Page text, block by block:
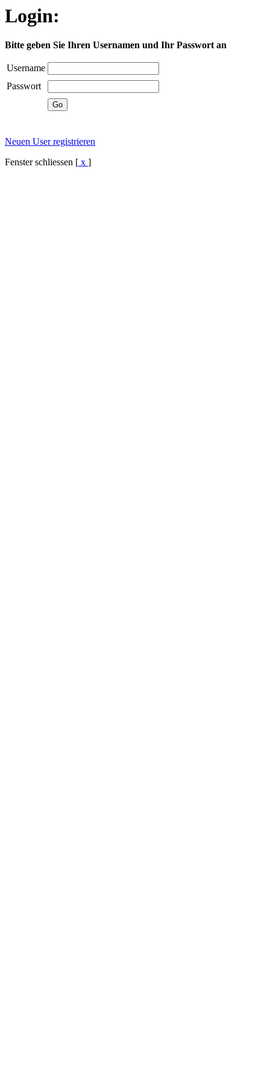
Login:
Bitte geben Sie Ihren Usernamen und Ihr Passwort an
Username
Passwort
Neuen User registrieren
Fenster schliessen [ x ]